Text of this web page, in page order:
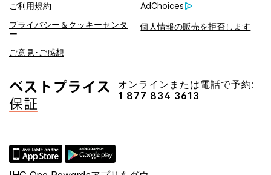
ご利用規約
AdChoices
プライバシー＆クッキーセンタ
ー
個人情報の販売を拒否します
ご意見･ご感想
オンラインまたは電話で予約:
1 877 834 3613